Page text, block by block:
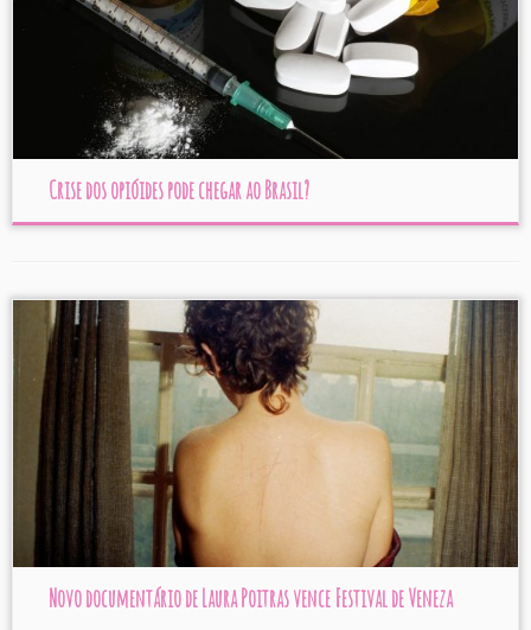
Crise dos opióides pode chegar ao Brasil?
Novo documentário de Laura Poitras vence Festival de Veneza